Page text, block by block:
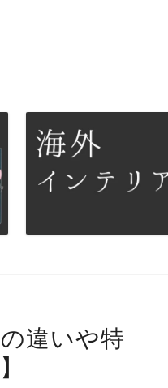
違いや特